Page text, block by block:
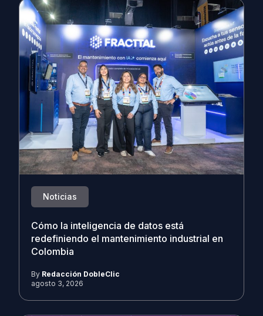
Noticias
Cómo la inteligencia de datos está
redefiniendo el mantenimiento industrial en
Colombia
By Redacción DobleClic
agosto 3, 2026